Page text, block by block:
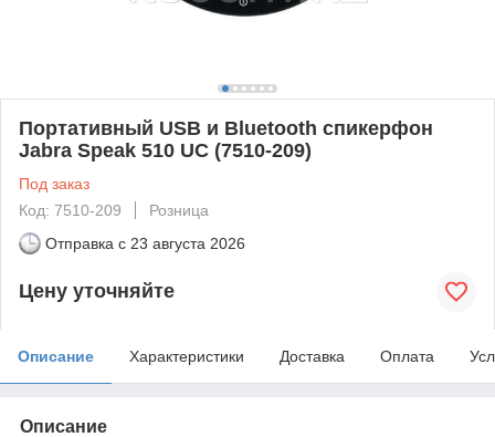
Портативный USB и Bluetooth спикерфон
Jabra Speak 510 UC (7510-209)
Под заказ
Код: 7510-209
Розница
Отправка с 23 августа 2026
Цену уточняйте
Описание Характеристики Доставка Оплата
Описание